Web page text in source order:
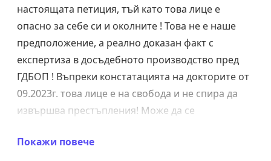
настоящата петиция, тъй като това лице е
опасно за себе си и околните ! Това не е наше
предположение, а реално доказан факт с
експертиза в досъдебното производство пред
ГДБОП ! Въпреки констатацията на докторите от
09.2023г. това лице е на свобода и не спира да
извършва престъпления! Може да се
Цанов и да прецените дали да дадете своя глас !
Покажи повече